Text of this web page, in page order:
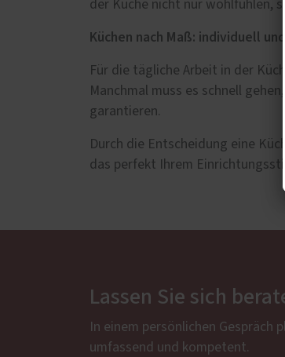
der Küche nicht nur wohlfühlen,
Küchen nach Maß: individuell
Für die tägliche Arbeit in der
Manchmal muss es schnell
garantieren.
Durch die Entscheidung eine
das perfekt Ihrem
Lassen Sie sich
In einem persönlichen Gespräch
umfassend und kompetent.